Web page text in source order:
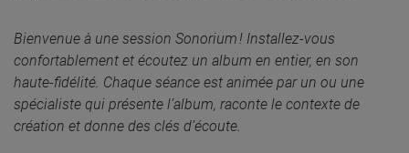
Bienvenue à une session Sonorium ! Installez-vous
confortablement et écoutez un album en entier, en son
haute-fidélité. Chaque séance est animée par un ou une
spécialiste qui présente l’album, raconte le contexte de
création et donne des clés d’écoute.